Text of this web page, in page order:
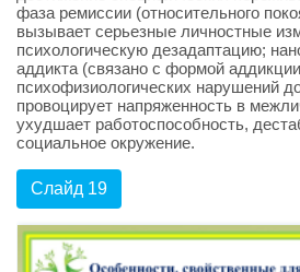
фаза ремиссии (относительного
вызывает серьезные личностные
психологическую дезадаптацию;
аддикта (связано с формой
психофизиологических нарушений
провоцирует напряженность в
ухудшает работоспособность,
социальное окружение.
Слайд 19